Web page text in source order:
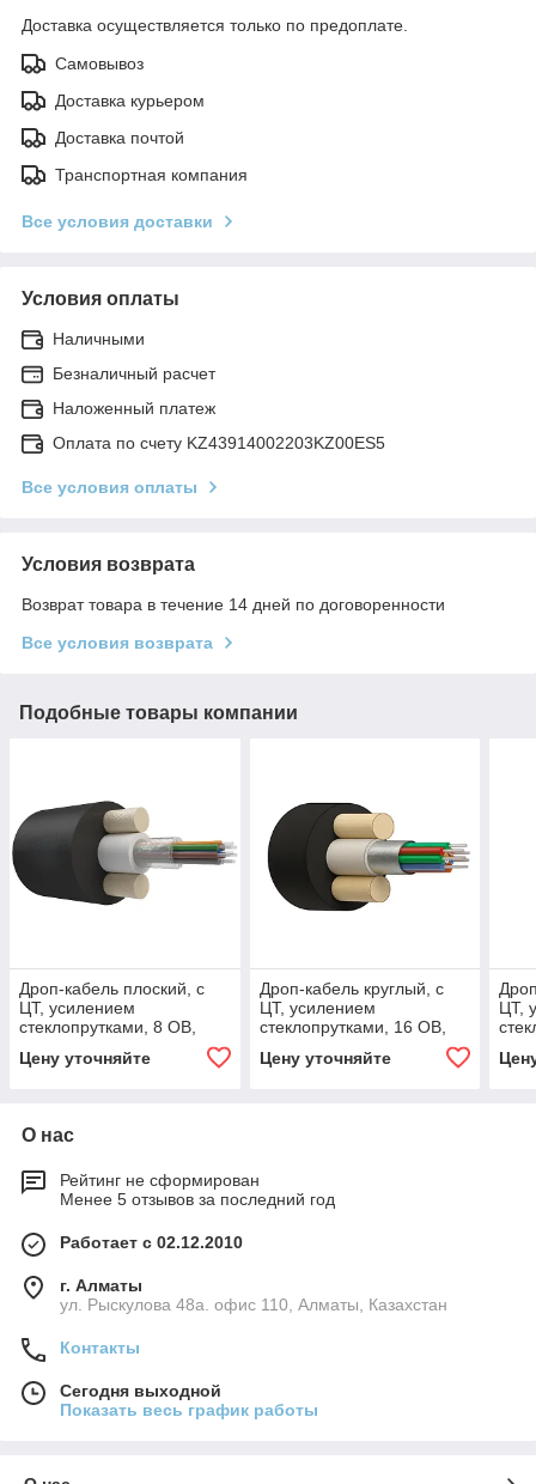
Доставка осуществляется только по предоплате.
Самовывоз
Доставка курьером
Доставка почтой
Транспортная компания
Все условия доставки
Условия оплаты
Наличными
Безналичный расчет
Наложенный платеж
Оплата по счету KZ43914002203KZ00ES5
Все условия оплаты
Условия возврата
Возврат товара в течение 14 дней по договоренности
Все условия возврата
Подобные товары компании
Дроп-кабель плоский, с
ЦТ, усилением
стеклопрутками, 8 ОВ,
облегчённый, 3 кН
Цену уточняйте
Дроп-кабель круглый, с
ЦТ, усилением
стеклопрутками, 16 ОВ,
облегчённый, 3 кН, C-
Цену уточняйте
ЦТ,
О нас
Рейтинг не сформирован
Менее 5 отзывов за последний год
Работает с 02.12.2010
г. Алматы
ул. Рыскулова 48а. офис 110, Алматы, Казахстан
Контакты
Сегодня выходной
Показать весь график работы